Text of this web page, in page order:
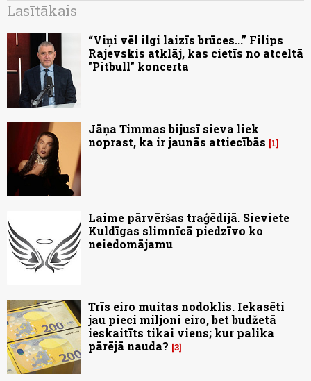
Lasītākais
“Viņi vēl ilgi laizīs brūces...” Filips
Rajevskis atklāj, kas cietīs no atceltā
"Pitbull" koncerta
Jāņa Timmas bijusī sieva liek
noprast, ka ir jaunās attiecībās
1
Laime pārvēršas traģēdijā. Sieviete
Kuldīgas slimnīcā piedzīvo ko
neiedomājamu
Trīs eiro muitas nodoklis. Iekasēti
jau pieci miljoni eiro, bet budžetā
ieskaitīts tikai viens; kur palika
pārējā nauda? 3